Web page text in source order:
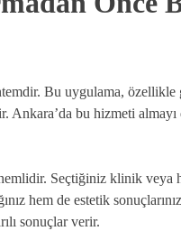
Bu uygulama, özellikle
bu hizmeti almayı
Seçtiğiniz klinik veya
hem de estetik
sonuçlar verir.